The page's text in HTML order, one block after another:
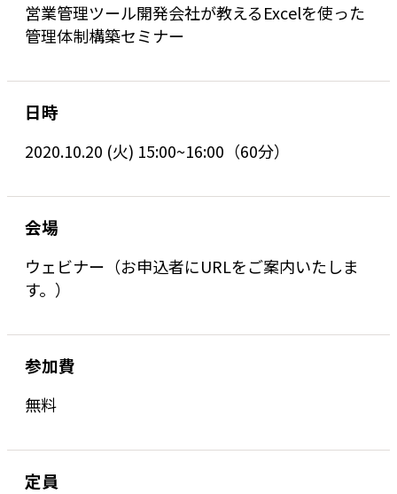
営業管理ツール開発会社が教えるExcelを使った
管理体制構築セミナー
日時
2020.10.20 (火) 15:00~16:00（60分）
会場
ウェビナー（お申込者にURLをご案内いたしま
す。）
参加費
無料
定員